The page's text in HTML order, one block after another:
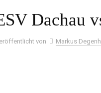
Dachau
von Markus